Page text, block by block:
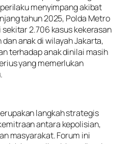
menyimpang akibat
tahun 2025, Polda Metro
2.706 kasus kekerasan
anak di wilayah Jakarta,
terhadap anak dinilai masih
yang memerlukan
langkah strategis
antara kepolisian,
masyarakat. Forum ini